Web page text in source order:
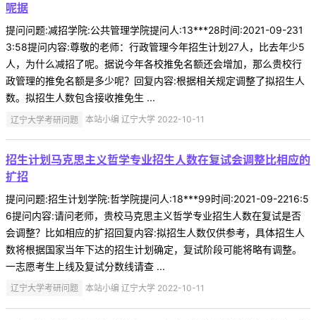
呢据
提问问题:减招学院:公共管理学院提问人:13***28时间:2021-09-231
3:58提问内容:尊敬的老师：行政管理今年招生计划27人，比去年少5
人，为什么减招了呢。据说今年各校推免名额还会增加，那么贵校行
政管理的推免名额是多少呢？回复内容:根据相关规定调整了拟招生人
数。拟招生人数包含接收推免生 ...
辽宁大学考研问题 本站小编 辽宁大学 2022-10-11
招生计划马克思主义哲学专业招生人数在复试会调整比相应的
扩招
提问问题:招生计划学院:哲学院提问人:18***99时间:2021-09-2216:5
6提问内容:请问老师，贵校马克思主义哲学专业招生人数在复试是否
会调整？比如相应的扩招回复内容:拟招生人数仅供参考，具体招生人
数将根据国家当年下达的招生计划确定，复试阶段可能将略有调整。
一志愿考生上线及复试分数线请查 ...
辽宁大学考研问题 本站小编 辽宁大学 2022-10-11